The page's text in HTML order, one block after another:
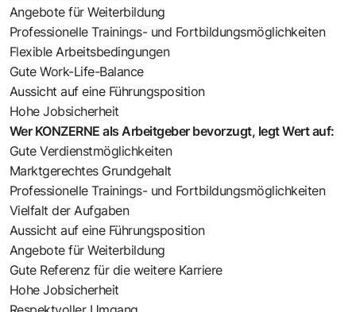
Angebote für Weiterbildung
Professionelle Trainings- und Fortbildungsmöglichkeiten
Flexible Arbeitsbedingungen
Gute Work-Life-Balance
Aussicht auf eine Führungsposition
Hohe Jobsicherheit
Wer KONZERNE als Arbeitgeber bevorzugt, legt Wert auf:
Gute Verdienstmöglichkeiten
Marktgerechtes Grundgehalt
Professionelle Trainings- und Fortbildungsmöglichkeiten
Vielfalt der Aufgaben
Aussicht auf eine Führungsposition
Angebote für Weiterbildung
Gute Referenz für die weitere Karriere
Hohe Jobsicherheit